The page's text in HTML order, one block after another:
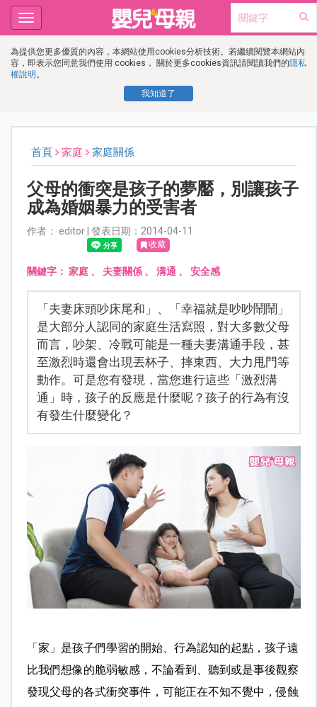
為提供您更多優質的內容，本網站使用cookies分析技術。若繼續閱覽本網站內
容，即表示您同意我們使用 cookies， 關於更多cookies資訊請閱讀我們的隱私
權說明 。
我知道了
Toggle
navigation
首頁 家庭 家庭關係
父母的衝突是孩子的夢靨，別讓孩子
成為婚姻暴力的受害者
作者： editor | 發表日期：2014-04-11
收藏
關鍵字： 家庭、 夫妻關係、 溝通 、 安全感
「夫妻床頭吵床尾和」、「幸福就是吵吵鬧鬧」
是大部分人認同的家庭生活寫照，對大多數父母
而言，吵架、冷戰可能是一種夫妻溝通手段，甚
至激烈時還會出現丟杯子、摔東西、大力甩門等
動作。可是您有發現，當您進行這些「激烈溝
通」時，孩子的反應是什麼呢？孩子的行為有沒
有發生什麼變化？
「家」是孩子們學習的開始、行為認知的起點，孩子遠
比我們想像的脆弱敏感，不論看到、聽到或是事後觀察
發現父母的各式衝突事件，可能正在不知不覺中，侵蝕